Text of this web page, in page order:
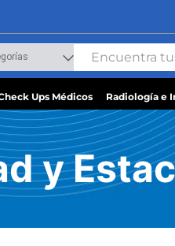
Ups Médicos Radiología e
y